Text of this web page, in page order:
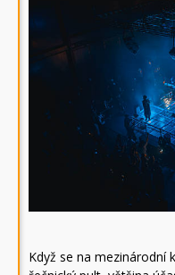
Když se na mezinárodní